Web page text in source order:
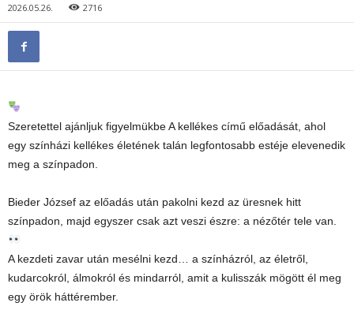
2026.05.26. 2716
Szeretettel ajánljuk figyelmükbe A kellékes című előadását, ahol
egy színházi kellékes életének talán legfontosabb estéje elevenedik
meg a színpadon.
Bieder József az előadás után pakolni kezd az üresnek hitt
színpadon, majd egyszer csak azt veszi észre: a nézőtér tele van.
A kezdeti zavar után mesélni kezd… a színházról, az életről,
kudarcokról, álmokról és mindarról, amit a kulisszák mögött él meg
egy örök háttérember.